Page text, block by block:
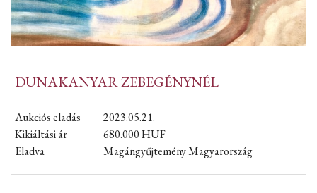
DUNAKANYAR ZEBEGÉNYNÉL
Aukciós eladás
2023.05.21.
Kikiáltási ár
680.000HUF
Eladva
Magángyűjtemény Magyarország